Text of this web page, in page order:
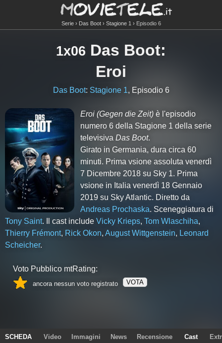
Serie Das Boot Stagione 1 Episodio 6
1x06 Das Boot:
Eroi
Das Boot: Stagione 1, Episodio 6
Eroi (Gegen die Zeit) è l'episodio
numero6 della Stagione 1 della serie
televisivaDas Boot.
Girato in Germania, dura circa 60
minuti. Prima vsione assoluta venerdì
7 Dicembre 2018 su Sky 1. Prima
vsione in Italia venerdì 18 Gennaio
2019 su Sky Atlantic. Diretto da
Andreas Prochaska. Sceneggiatura di
Tony Saint. Il cast include Vicky Krieps, Tom Wlaschiha,
Thierry Frémont, Rick Okon, August Wittgenstein, Leonard
Scheicher.
Voto Pubblico mtRating:
ancora nessun voto registrato VOTA
SCHEDA Video Immagini News Recensione Cast